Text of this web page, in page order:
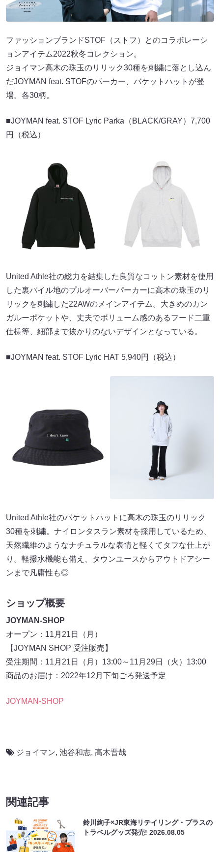
ファッションブランドSTOF（ストフ）とのコラボレーシ
ョンアイテム2022秋冬コレクション。
ジョイマン高木の珠玉のリリック30種を刺繍に落とし込ん
だJOYMAN feat. STOFのパーカー、バケットハットが登
場。各30柄。
■JOYMAN feat. STOF Lyric Parka（BLACK/GRAY）7,700
円（税込）
United Athle社の総力を結集した良質なコットン素材を使用
した裏パイル地のプルオーバーパーカーに高木の珠玉のリ
リックを刺繍した22AWのメインアイテム。大きめのカン
ガルーポケットや、丈夫でボリューム感のあるフード二重
仕様等、細部まで抜かりのないデザインとなっている。
■JOYMAN feat. STOF Lyric HAT 5,940円（税込）
United Athle社のバケットハットに高木の珠玉のリリック
30種を刺繍。ナイロンタスラン素材を採用しているため、
天然繊維のようなナチュラルな表情と軽くてタフな仕上が
り。軽撥水機能も備え、タウンユースからアウトドアシー
ンまで凡庸性も◎
ショップ概要
JOYMAN-SHOP
オープン：11月21日（月）
【JOYMAN SHOP 受注販売】
受注期間：11月21日（月）13:00～11月29日（火）13:00
商品のお届け：2022年12月下旬ごろ発送予定
JOYMAN-SHOP
ジョイマン, 池谷和志, 高木晋哉
関連記事
鈴川絢子×JR東海リテイリング・プラスの
トラベルグッズ発売!2026.08.05